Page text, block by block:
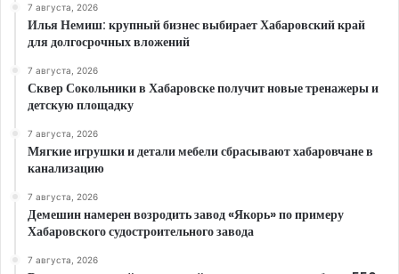
7 августа, 2026
Илья Немиш: крупный бизнес выбирает Хабаровский край
для долгосрочных вложений
7 августа, 2026
Сквер Сокольники в Хабаровске получит новые тренажеры и
детскую площадку
7 августа, 2026
Мягкие игрушки и детали мебели сбрасывают хабаровчане в
канализацию
7 августа, 2026
Демешин намерен возродить завод «Якорь» по примеру
Хабаровского судостроительного завода
7 августа, 2026